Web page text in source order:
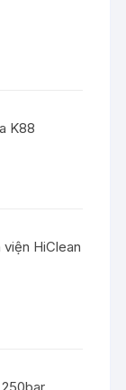
K88
HiClean